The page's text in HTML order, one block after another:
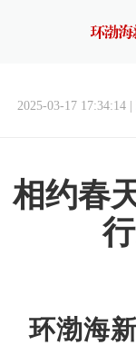
2025-03-17 17:34:14 |
相约春
环渤海